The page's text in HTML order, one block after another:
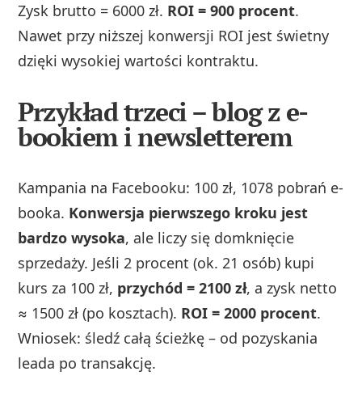
Zysk brutto = 6000 zł. ROI = 900 procent.
Nawet przy niższej konwersji ROI jest świetny
dzięki wysokiej wartości kontraktu.
Przykład trzeci – blog z e-
bookiem i newsletterem
Kampania na Facebooku: 100 zł, 1078 pobrań e-
booka. Konwersja pierwszego kroku jest
bardzo wysoka, ale liczy się domknięcie
sprzedaży. Jeśli 2 procent (ok. 21 osób) kupi
kurs za 100 zł, przychód = 2100 zł, a zysk netto
≈ 1500 zł (po kosztach). ROI = 2000 procent.
Wniosek: śledź całą ścieżkę – od pozyskania
leada po transakcję.